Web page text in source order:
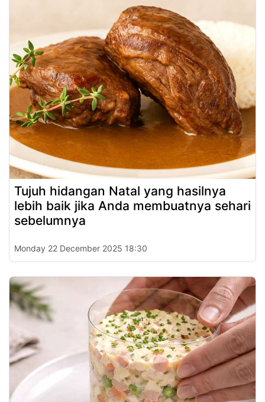
Tujuh hidangan Natal yang hasilnya
lebih baik jika Anda membuatnya sehari
sebelumnya
Monday 22 December 2025 18:30